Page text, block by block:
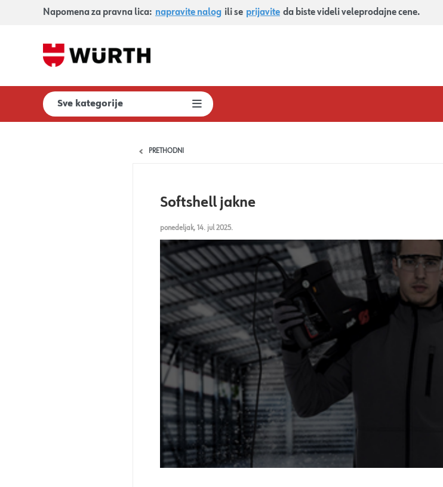
Napomena za pravna lica: napravite nalog ili se prijavite da biste videli veleprodajne cene.
Sve kategorije
PRETHODNI
Softshell jakne
ponedeljak, 14. jul 2025.